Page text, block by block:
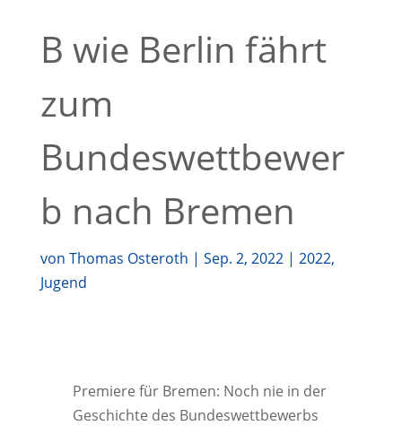
B wie Berlin fährt
zum
Bundeswettbewer
b nach Bremen
von Thomas Osteroth | Sep. 2, 2022| 2022,
Jugend
Pre­mie­re für Bre­men: Noch nie in der
Geschich­te des Bun­des­wett­be­werbs